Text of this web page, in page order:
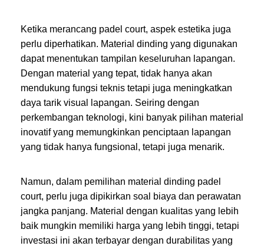
Ketika merancang padel court, aspek estetika juga
perlu diperhatikan. Material dinding yang digunakan
dapat menentukan tampilan keseluruhan lapangan.
Dengan material yang tepat, tidak hanya akan
mendukung fungsi teknis tetapi juga meningkatkan
daya tarik visual lapangan. Seiring dengan
perkembangan teknologi, kini banyak pilihan material
inovatif yang memungkinkan penciptaan lapangan
yang tidak hanya fungsional, tetapi juga menarik.
Namun, dalam pemilihan material dinding padel
court, perlu juga dipikirkan soal biaya dan perawatan
jangka panjang. Material dengan kualitas yang lebih
baik mungkin memiliki harga yang lebih tinggi, tetapi
investasi ini akan terbayar dengan durabilitas yang